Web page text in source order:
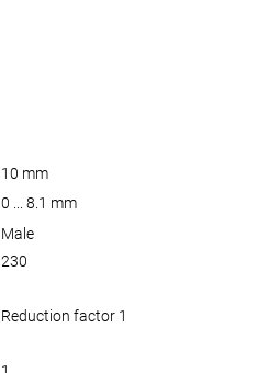
10 mm
0 ... 8.1 mm
Male
230
Reduction factor 1